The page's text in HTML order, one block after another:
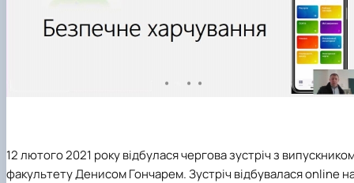
12 лютого 2021 року відбулася чергова зустріч з
факультету Денисом Гончарем. Зустріч відбувалася online